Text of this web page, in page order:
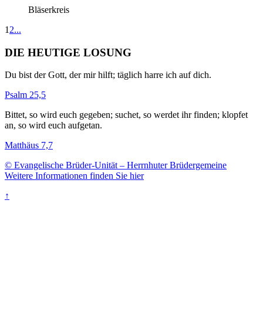
Bläserkreis
1 2...
DIE HEUTIGE LOSUNG
Du bist der Gott, der mir hilft; täglich harre ich auf dich.
Psalm 25,5
Bittet, so wird euch gegeben; suchet, so werdet ihr finden; klopfet
an, so wird euch aufgetan.
Matthäus 7,7
© Evangelische Brüder-Unität – Herrnhuter Brüdergemeine
Weitere Informationen finden Sie hier
↑